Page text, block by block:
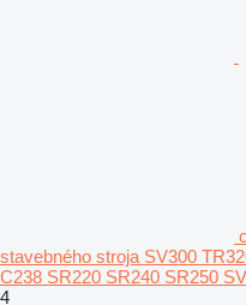
stavebného stroja SV300
C238 SR220 SR240 SR250
4